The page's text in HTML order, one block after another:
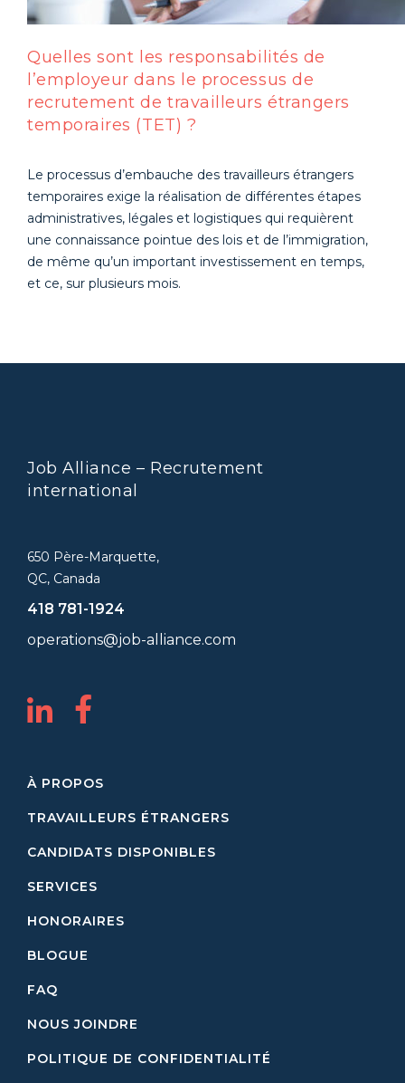
Quelles sont les responsabilités de
l’employeur dans le processus de
recrutement de travailleurs étrangers
temporaires (TET) ?
Le processus d’embauche des travailleurs étrangers
temporaires exige la réalisation de différentes étapes
administratives, légales et logistiques qui requièrent
une connaissance pointue des lois et de l’immigration,
de même qu’un important investissement en temps,
et ce, sur plusieurs mois.
Job Alliance – Recrutement
international
650 Père-Marquette,
QC, Canada
418 781-1924
operations@job-alliance.com
À PROPOS
TRAVAILLEURS ÉTRANGERS
CANDIDATS DISPONIBLES
SERVICES
HONORAIRES
BLOGUE
FAQ
NOUS JOINDRE
POLITIQUE DE CONFIDENTIALITÉ